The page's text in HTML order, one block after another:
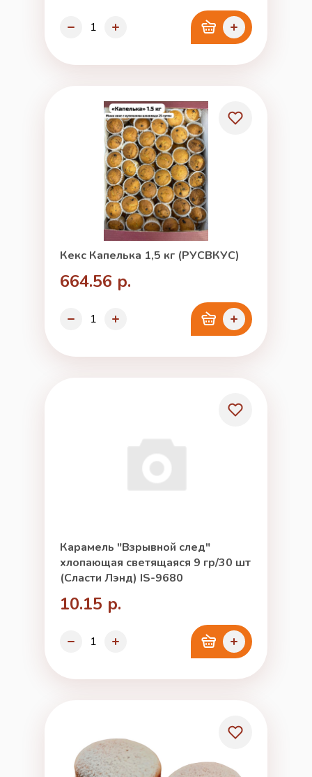
Кекс Капелька 1,5 кг (РУСВКУС)
664.56 р.
Карамель "Взрывной след"
хлопающая светящаяся 9 гр/30 шт
(Сласти Лэнд) IS-9680
10.15 р.